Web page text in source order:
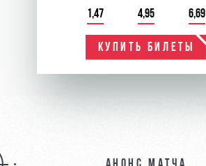
1,47 4,95 6,69
КУПИТЬ БИЛЕТЫ